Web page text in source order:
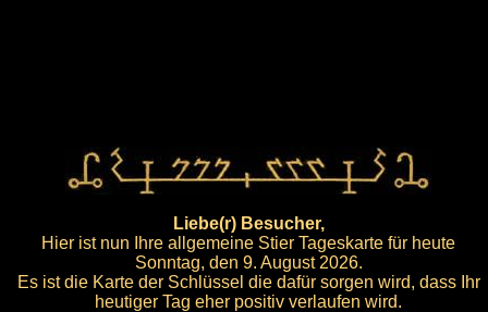
Liebe(r) Besucher,
Hier ist nun Ihre allgemeine Stier Tageskarte für heute
Sonntag, den 9. August 2026.
Es ist die Karte der Schlüssel die dafür sorgen wird, dass Ihr
heutiger Tag eher positiv verlaufen wird.